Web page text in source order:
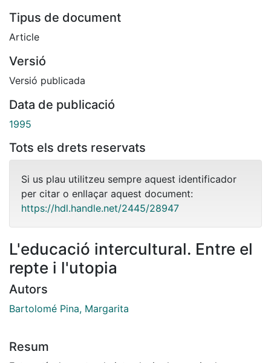
Tipus de document
Article
Versió
Versió publicada
Data de publicació
1995
Tots els drets reservats
Si us plau utilitzeu sempre aquest identificador
per citar o enllaçar aquest document:
https://hdl.handle.net/2445/28947
L'educació intercultural. Entre el
repte i l'utopia
Autors
Bartolomé Pina, Margarita
Resum